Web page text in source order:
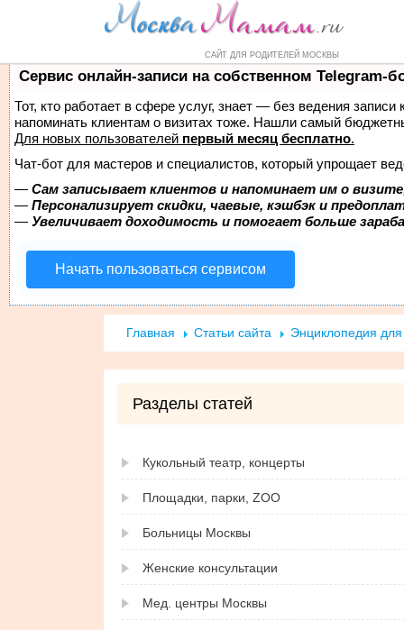
САЙТ ДЛЯ РОДИТЕЛЕЙ МОСКВЫ
Форум Маркет Справочник
Сервис онлайн-записи на собственном Telegram-
Тот, кто работает в сфере услуг, знает — без ведения
напоминать клиентам о визитах тоже. Нашли самый
Для новых пользователей первый месяц бесплатно.
Чат-бот для мастеров и специалистов, который упрощает
— Сам записывает клиентов и напоминает им о
— Персонализирует скидки, чаевые, кэшбэк и
— Увеличивает доходимость и помогает больше
Начать пользоваться сервисом
Главная Статьи сайта Энциклопедия
Разделы статей
Кукольный театр, концерты
Площадки, парки, ZOO
Больницы Москвы
Женские консультации
Мед. центры Москвы